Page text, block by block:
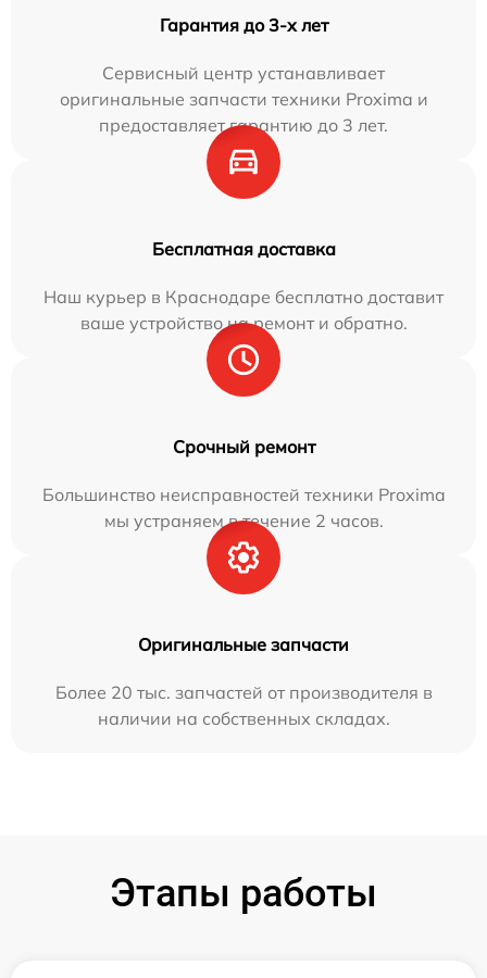
Гарантия до 3-х лет
Сервисный центр устанавливает
оригинальные запчасти техники Proxima и
предоставляет гарантию до 3 лет.
Бесплатная доставка
Наш курьер в Краснодаре бесплатно доставит
ваше устройство на ремонт и обратно.
Срочный ремонт
Большинство неисправностей техники Proxima
мы устраняем в течение 2 часов.
Оригинальные запчасти
Более 20 тыс. запчастей от производителя в
наличии на собственных складах.
Этапы работы